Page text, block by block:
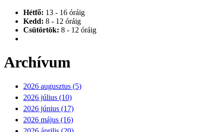
Hétfő: 13 - 16 óráig
Kedd: 8 - 12 óráig
Csütörtök: 8 - 12 óráig
Archívum
2026 augusztus (5)
2026 július (10)
2026 június (17)
2026 május (16)